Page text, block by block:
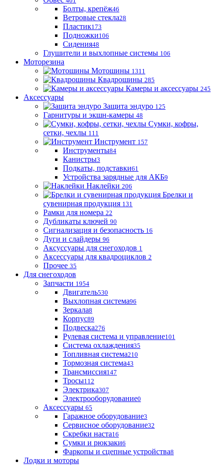
Болты, крепёж46
Ветровые стекла28
Пластик173
Подножки106
Сидения48
Глушители и выхлопные системы 106
Моторезина
Мотошины 1311
Квадрошины 285
Камеры и аксессуары 245
Аксессуары
Защита эндуро 125
Гарнитуры и экшн-камеры 48
Сумки, кофры,
сетки, чехлы 111
Инструмент 157
Инструменты84
Канистры3
Подкаты, подставки61
Устройства зарядные для АКБ9
Наклейки 206
Брелки и
сувенирная продукция 131
Рамки для номера 22
Дубликаты ключей 90
Сигнализация и безопасность 16
Дуги и слайдеры 96
Аксуссуары для снегоходов 1
Аксессуары для квадроциклов 2
Прочее 35
Для снегоходов
Запчасти 1954
Двигатель530
Выхлопная система96
Зеркала8
Корпус89
Подвеска276
Рулевая система и управление101
Система охлаждения35
Топливная система210
Тормозная система43
Трансмиссия147
Тросы112
Электрика307
Электрооборудование0
Аксессуары 65
Гаражное оборудование3
Сервисное оборудование32
Скребки наста16
Сумки и рюкзаки6
Фаркопы и сцепные устройства8
Лодки и моторы